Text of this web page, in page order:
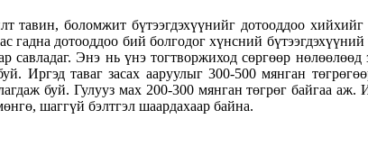
боломжит бүтээгдэхүүнийг дотооддоо
дотооддоо бий болгодог хүнсний
Энэ нь үнэ тогтворжиход сөргөөр нөлөөлөөд
Иргэд таваг засах ааруулыг 300-500 мянган
буй. Гулууз мах 200-300 мянган төгрөг байгаа аж.
шаггүй бэлтгэл шаардахаар байна.